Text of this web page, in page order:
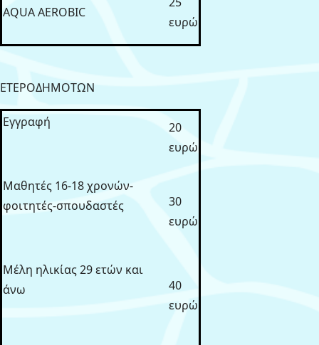
AQUA AEROBIC
ευρώ
ΕΤΕΡΟΔΗΜΟΤΩΝ
Εγγραφή
20
ευρώ
Μαθητές 16-18 χρονών-
φοιτητές-σπουδαστές
30
ευρώ
Μέλη ηλικίας 29 ετών και
άνω
40
ευρώ